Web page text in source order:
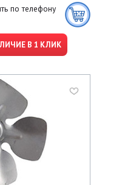
по телефону
В 1 КЛИК